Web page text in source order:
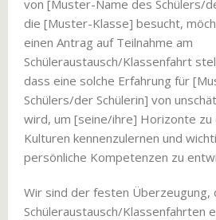
von [Muster-Name des Schülers/
die [Muster-Klasse] besucht,
einen Antrag auf Teilnahme am
Schüleraustausch/Klassenfahrt
dass eine solche Erfahrung für
Schülers/der Schülerin] von
wird, um [seine/ihre] Horizonte
Kulturen kennenzulernen und
persönliche Kompetenzen zu
Wir sind der festen Überzeugung,
Schüleraustausch/Klassenfahrten